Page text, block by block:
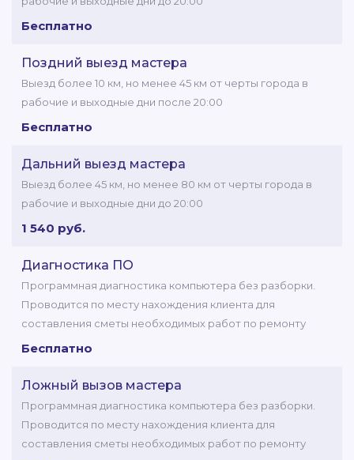
Бесплатно
Поздний выезд мастера
Выезд более 10 км, но менее 45 км от черты города в
рабочие и выходные дни после 20:00
Бесплатно
Дальний выезд мастера
Выезд более 45 км, но менее 80 км от черты города в
рабочие и выходные дни до 20:00
1 540 руб.
Диагностика ПО
Программная диагностика компьютера без разборки.
Проводится по месту нахождения клиента для
составления сметы необходимых работ по ремонту
Бесплатно
Ложный вызов мастера
Программная диагностика компьютера без разборки.
Проводится по месту нахождения клиента для
составления сметы необходимых работ по ремонту